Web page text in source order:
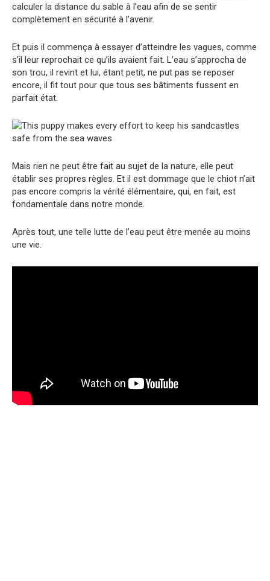
calculer la distance du sable à l’eau afin de se sentir
complètement en sécurité à l’avenir.
Et puis il commença à essayer d’atteindre les vagues, comme
s’il leur reprochait ce qu’ils avaient fait. L’eau s’approcha de
son trou, il revint et lui, étant petit, ne put pas se reposer
encore, il fit tout pour que tous ses bâtiments fussent en
parfait état.
Mais rien ne peut être fait au sujet de la nature, elle peut
établir ses propres règles. Et il est dommage que le chiot n’ait
pas encore compris la vérité élémentaire, qui, en fait, est
fondamentale dans notre monde.
Après tout, une telle lutte de l’eau peut être menée au moins
une vie.